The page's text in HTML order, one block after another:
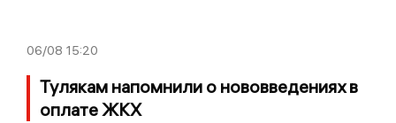
06/08 15:20
Тулякам напомнили о нововведениях в
оплате ЖКХ